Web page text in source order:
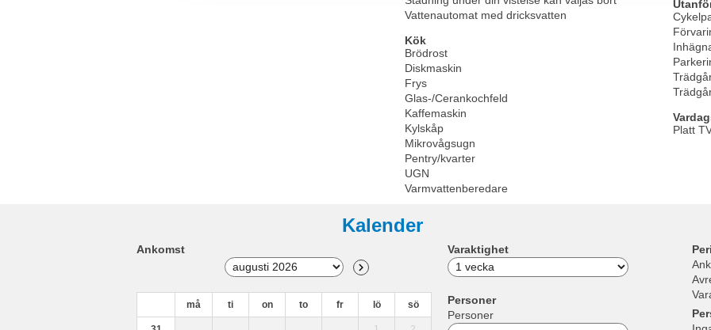
Vattenautomat med dricksvatten
Kök
Brödrost
Diskmaskin
Frys
Glas-/Cerankochfeld
Kaffemaskin
Kylskåp
Mikrovågsugn
Pentry/kvarter
UGN
Varmvattenberedare
Platt
Kalender
Ankomst
må ti on to fr lö sö
Varaktighet
Personer
Personer